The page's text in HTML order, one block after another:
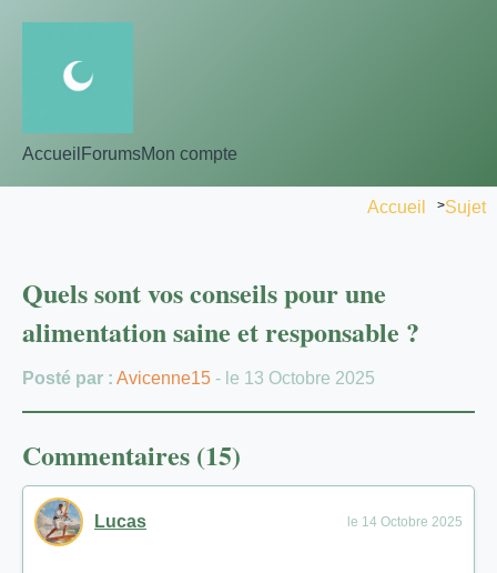
Accueil ForumsMon compte
Accueil >Sujet
Quels sont vos conseils pour une
alimentation saine et responsable ?
Posté par : Avicenne15 - le 13 Octobre 2025
Commentaires (15)
Lucas le 14 Octobre 2025